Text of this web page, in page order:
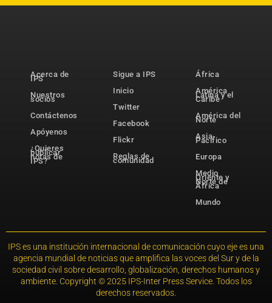
Acerca de
IPS
Nuestros
socios
Contáctenos
Apóyenos
¿Quieres
publicar
notas de
IPS?
Sigue a IPS
Inicio
Twitter
Facebook
Flickr
Reglas de
comunidad
África
América
Latina y el
Caribe
América del
Norte
Asia-
Pacífico
Europa
Medio
Oriente y
Norte de
África
Mundo
IPS es una institución internacional de comunicación cuyo eje es una
agencia mundial de noticias que amplifica las voces del Sur y de la
sociedad civil sobre desarrollo, globalización, derechos humanos y
ambiente. Copyright © 2025 IPS-Inter Press Service. Todos los
derechos reservados.